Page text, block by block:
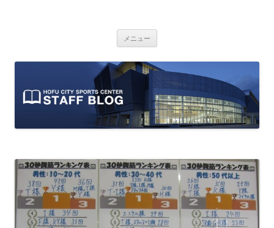
ログ
ャルブログです。
メニュー
ン
ツ
キ
ッ
プ